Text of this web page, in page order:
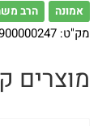
הרב
אדלר
אמונה הרב
מק"ט:
מוצרים